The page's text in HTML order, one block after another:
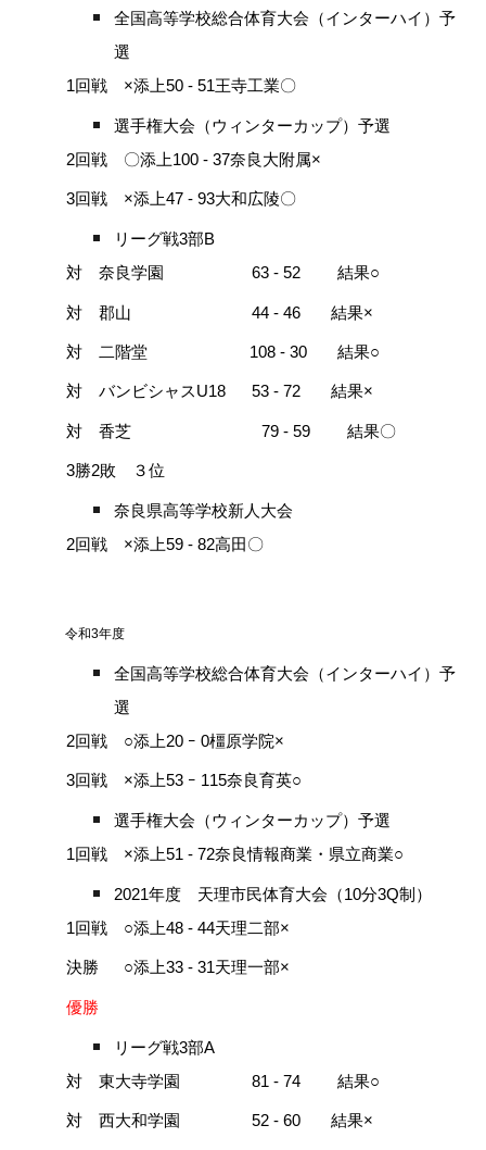
全国高等学校総合体育大会（インターハイ）予
選
1回戦 ×添上50 - 51王寺工業〇
選手権大会（ウィンターカップ）予選
2回戦 〇添上100 - 37奈良大附属×
3回戦 ×添上47 - 93大和広陵〇
リーグ戦3部B
対 奈良学園 63 - 52 結果○
対 郡山 44 - 46 結果×
対 二階堂 108 - 30 結果○
対 バンビシャスU18 53 - 72 結果×
対 香芝 79 - 59 結果〇
3勝2敗 ３位
奈良県高等学校新人大会
2回戦 ×添上59 - 82高田〇
令和3年度
全国高等学校総合体育大会（インターハイ）予
選
2回戦 ○添上20 ｰ 0橿原学院×
3回戦 ×添上53 ｰ 115奈良育英○
選手権大会（ウィンターカップ）予選
1回戦 ×添上51 - 72奈良情報商業・県立商業○
2021年度 天理市民体育大会（10分3Q制）
1回戦 ○添上48 - 44天理二部×
決勝 ○添上33 - 31天理一部×
優勝
リーグ戦3部A
対 東大寺学園 81 - 74 結果○
対 西大和学園 52 - 60 結果×